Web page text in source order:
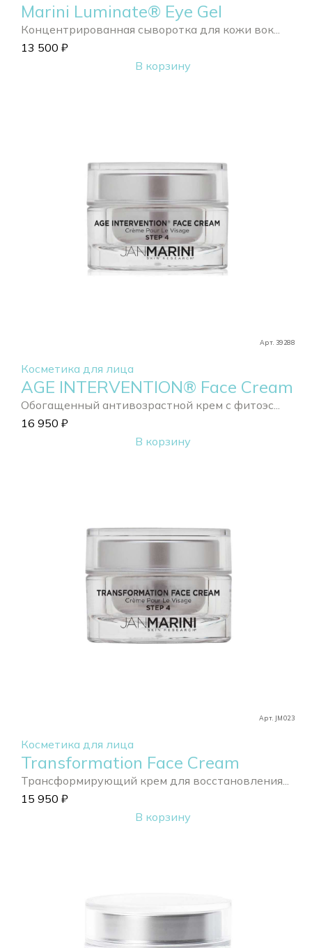
Marini Luminate® Eye Gel
Концентрированная сыворотка для кожи вок...
13 500 ₽
В корзину
Арт. 39288
Косметика для лица
AGE INTERVENTION® Face Cream
Обогащенный антивозрастной крем с фитоэс...
16 950 ₽
В корзину
Арт. JM023
Косметика для лица
Transformation Face Cream
Трансформирующий крем для восстановления...
15 950 ₽
В корзину